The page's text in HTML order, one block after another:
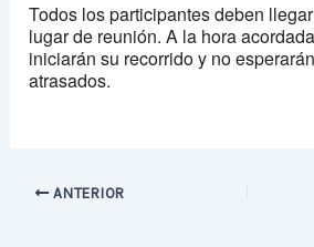
Todos los participantes deben llegar
lugar de reunión. A la hora
iniciarán su recorrido y no
atrasados.
ANTERIOR